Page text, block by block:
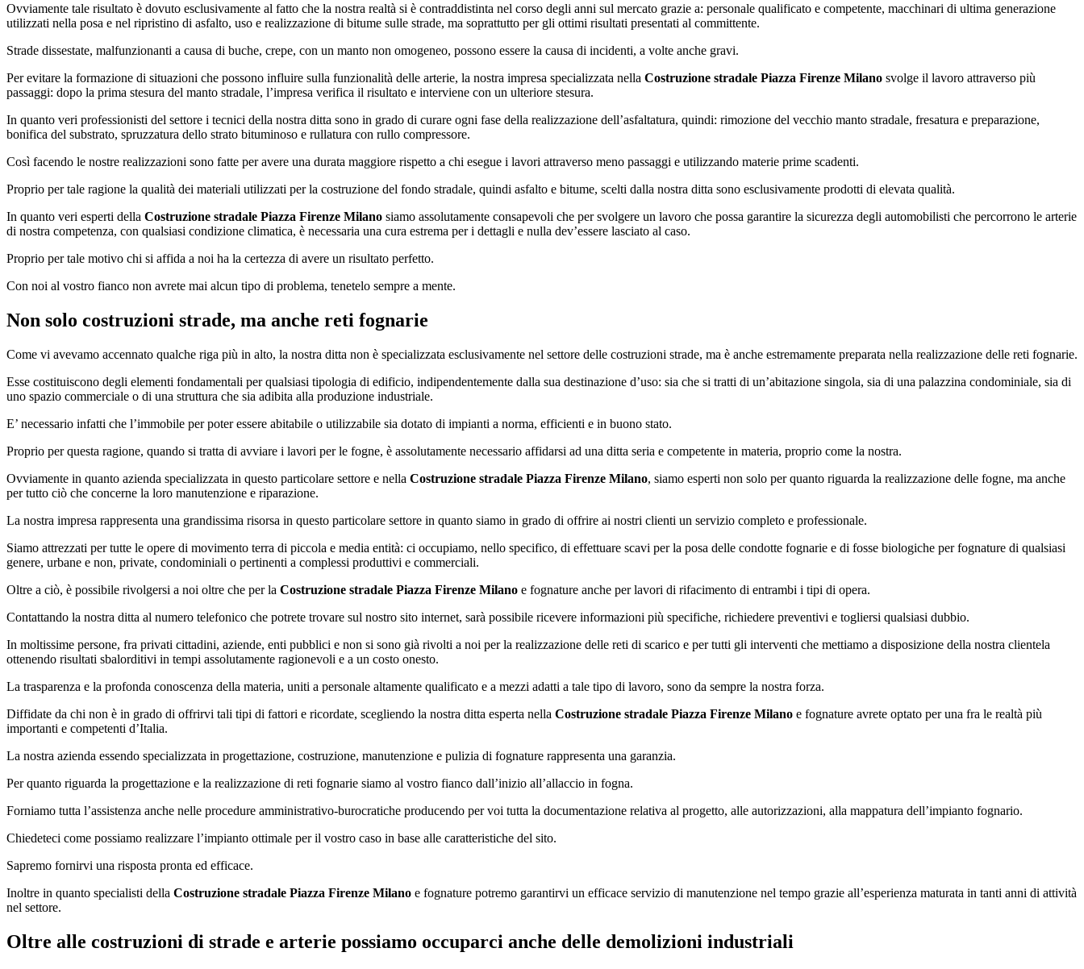
Ovviamente tale risultato è dovuto esclusivamente al fatto che la nostra realtà si è contraddistinta nel corso degli anni sul mercato grazie a: personale qualificato e competente, macchinari di ultima generazione
utilizzati nella posa e nel ripristino di asfalto, uso e realizzazione di bitume sulle strade, ma soprattutto per gli ottimi risultati presentati al committente.
Strade dissestate, malfunzionanti a causa di buche, crepe, con un manto non omogeneo, possono essere la causa di incidenti, a volte anche gravi.
Per evitare la formazione di situazioni che possono influire sulla funzionalità delle arterie, la nostra impresa specializzata nella Costruzione stradale Piazza Firenze Milano svolge il lavoro attraverso più
passaggi: dopo la prima stesura del manto stradale, l’impresa verifica il risultato e interviene con un ulteriore stesura.
In quanto veri professionisti del settore i tecnici della nostra ditta sono in grado di curare ogni fase della realizzazione dell’asfaltatura, quindi: rimozione del vecchio manto stradale, fresatura e preparazione,
bonifica del substrato, spruzzatura dello strato bituminoso e rullatura con rullo compressore.
Così facendo le nostre realizzazioni sono fatte per avere una durata maggiore rispetto a chi esegue i lavori attraverso meno passaggi e utilizzando materie prime scadenti.
Proprio per tale ragione la qualità dei materiali utilizzati per la costruzione del fondo stradale, quindi asfalto e bitume, scelti dalla nostra ditta sono esclusivamente prodotti di elevata qualità.
In quanto veri esperti della Costruzione stradale Piazza Firenze Milano siamo assolutamente consapevoli che per svolgere un lavoro che possa garantire la sicurezza degli automobilisti che percorrono le arterie
di nostra competenza, con qualsiasi condizione climatica, è necessaria una cura estrema per i dettagli e nulla dev’essere lasciato al caso.
Proprio per tale motivo chi si affida a noi ha la certezza di avere un risultato perfetto.
Con noi al vostro fianco non avrete mai alcun tipo di problema, tenetelo sempre a mente.
Non solo costruzioni strade, ma anche reti fognarie
Come vi avevamo accennato qualche riga più in alto, la nostra ditta non è specializzata esclusivamente nel settore delle costruzioni strade, ma è anche estremamente preparata nella realizzazione delle reti fognarie.
Esse costituiscono degli elementi fondamentali per qualsiasi tipologia di edificio, indipendentemente dalla sua destinazione d’uso: sia che si tratti di un’abitazione singola, sia di una palazzina condominiale, sia di
uno spazio commerciale o di una struttura che sia adibita alla produzione industriale.
E’ necessario infatti che l’immobile per poter essere abitabile o utilizzabile sia dotato di impianti a norma, efficienti e in buono stato.
Proprio per questa ragione, quando si tratta di avviare i lavori per le fogne, è assolutamente necessario affidarsi ad una ditta seria e competente in materia, proprio come la nostra.
Ovviamente in quanto azienda specializzata in questo particolare settore e nella Costruzione stradale Piazza Firenze Milano, siamo esperti non solo per quanto riguarda la realizzazione delle fogne, ma anche
per tutto ciò che concerne la loro manutenzione e riparazione.
La nostra impresa rappresenta una grandissima risorsa in questo particolare settore in quanto siamo in grado di offrire ai nostri clienti un servizio completo e professionale.
Siamo attrezzati per tutte le opere di movimento terra di piccola e media entità: ci occupiamo, nello specifico, di effettuare scavi per la posa delle condotte fognarie e di fosse biologiche per fognature di qualsiasi
genere, urbane e non, private, condominiali o pertinenti a complessi produttivi e commerciali.
Oltre a ciò, è possibile rivolgersi a noi oltre che per la Costruzione stradale Piazza Firenze Milano e fognature anche per lavori di rifacimento di entrambi i tipi di opera.
Contattando la nostra ditta al numero telefonico che potrete trovare sul nostro sito internet, sarà possibile ricevere informazioni più specifiche, richiedere preventivi e togliersi qualsiasi dubbio.
In moltissime persone, fra privati cittadini, aziende, enti pubblici e non si sono già rivolti a noi per la realizzazione delle reti di scarico e per tutti gli interventi che mettiamo a disposizione della nostra clientela
ottenendo risultati sbalorditivi in tempi assolutamente ragionevoli e a un costo onesto.
La trasparenza e la profonda conoscenza della materia, uniti a personale altamente qualificato e a mezzi adatti a tale tipo di lavoro, sono da sempre la nostra forza.
Diffidate da chi non è in grado di offrirvi tali tipi di fattori e ricordate, scegliendo la nostra ditta esperta nella Costruzione stradale Piazza Firenze Milano e fognature avrete optato per una fra le realtà più
importanti e competenti d’Italia.
La nostra azienda essendo specializzata in progettazione, costruzione, manutenzione e pulizia di fognature rappresenta una garanzia.
Per quanto riguarda la progettazione e la realizzazione di reti fognarie siamo al vostro fianco dall’inizio all’allaccio in fogna.
Forniamo tutta l’assistenza anche nelle procedure amministrativo-burocratiche producendo per voi tutta la documentazione relativa al progetto, alle autorizzazioni, alla mappatura dell’impianto fognario.
Chiedeteci come possiamo realizzare l’impianto ottimale per il vostro caso in base alle caratteristiche del sito.
Sapremo fornirvi una risposta pronta ed efficace.
Inoltre in quanto specialisti della Costruzione stradale Piazza Firenze Milano e fognature potremo garantirvi un efficace servizio di manutenzione nel tempo grazie all’esperienza maturata in tanti anni di attività
nel settore.
Oltre alle costruzioni di strade e arterie possiamo occuparci anche delle demolizioni industriali